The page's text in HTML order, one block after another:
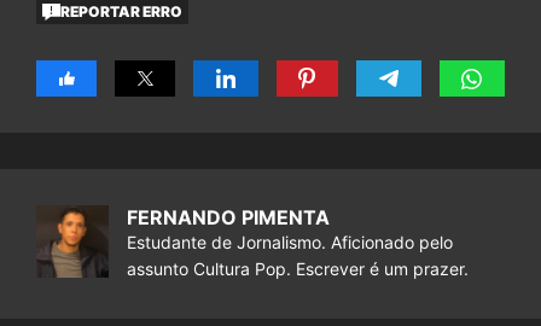
REPORTAR ERRO
FERNANDO PIMENTA
Estudante de Jornalismo. Aficionado pelo
assunto Cultura Pop. Escrever é um prazer.